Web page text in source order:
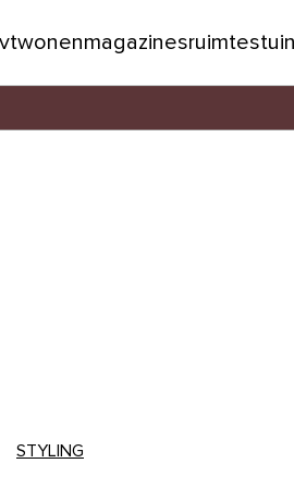
magazinesruimtestuin
STYLING